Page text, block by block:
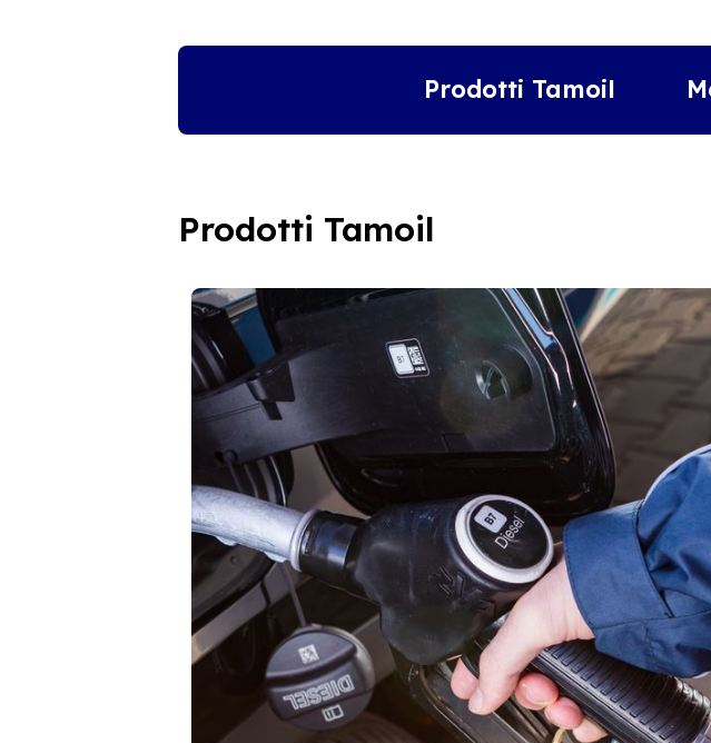
Prodotti Tamoil
Prodotti Tamoil